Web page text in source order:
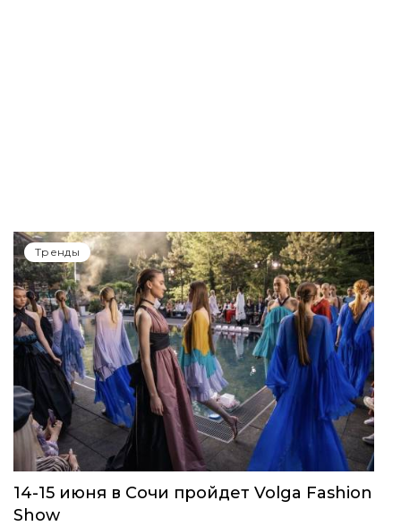
Тренды
14-15 июня в Сочи пройдет Volga Fashion
Show